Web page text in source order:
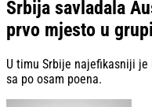
Srbija savladala
prvo mjesto u grupi
U timu Srbije najefikasniji
sa po osam poena.